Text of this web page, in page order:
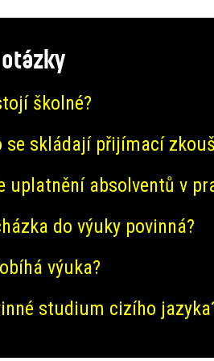
školné?
se skládají přijímací
uplatnění absolventů v
do výuky povinná?
výuka?
studium cizího